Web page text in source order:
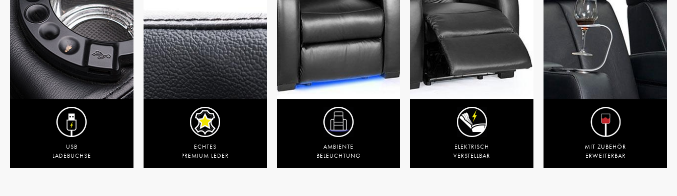
USB
LADEBUCHSE
ECHTES
PREMIUM LEDER
AMBIENTE
BELEUCHTUNG
ELEKTRISCH
VERSTELLBAR
MIT ZUBEHÖR
ERWEITERBAR